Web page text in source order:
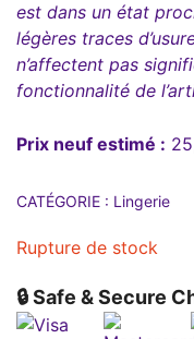
est dans un état
légères traces
n’affectent pas
fonctionnalité de
Prix neuf estimé :
CATÉGORIE : Lingerie
Rupture de stock
🔒 Safe & Secure